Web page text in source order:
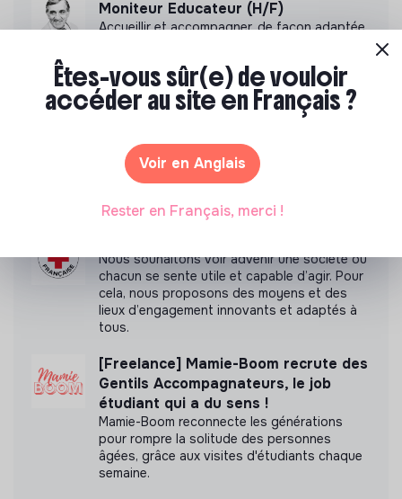
Labels et certifications
Appartient à la communauté Bleu
Blanc Zèbre
alumnis Ticket For Change
Accompagné par Antropia ESSEC
Documents
Bilan social
Bilan financier
Moniteur Educateur (H/F)
Accueillir et accompagner, de façon adaptée,
ANIMATEUR.TRICE POLYVALENT.E
engagé, en proposant des animations
culturelles et pédagogiques (ateliers, expos,
jeux) pour vivre une expérience accessible et
inspirante.
Nous souhaitons voir advenir une société où
chacun se sente utile et capable d’agir. Pour
cela, nous proposons des moyens et des
lieux d’engagement innovants et adaptés à
tous.
[Freelance] Mamie-Boom recrute des
Gentils Accompagnateurs, le job
étudiant qui a du sens !
Mamie-Boom reconnecte les générations
pour rompre la solitude des personnes
âgées, grâce aux visites d'étudiants chaque
semaine.
Êtes-vous sûr(e) de vouloir
accéder au site en Français ?
Voir en Anglais
Rester en Français, merci !